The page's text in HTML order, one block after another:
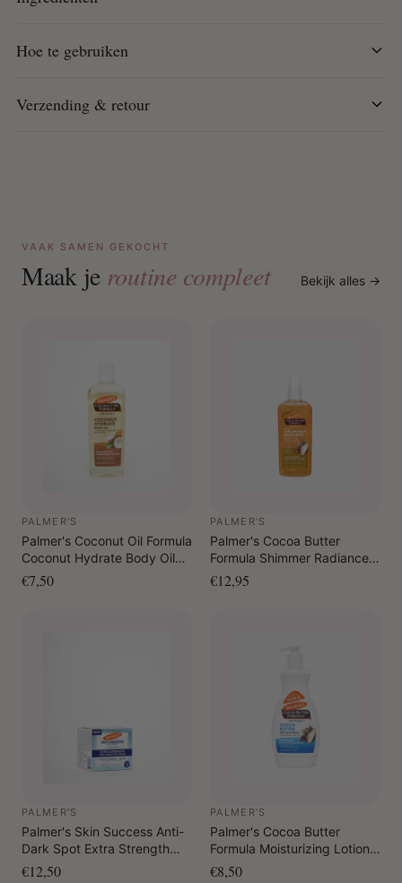
Hoe te gebruiken
Verzending & retour
VAAK SAMEN GEKOCHT
Maak je routine compleet Bekijk alles →
PALMER'S
Palmer's Coconut Oil Formula
Coconut Hydrate Body Oil
250 ml
€7,50
PALMER'S
Palmer's Cocoa Butter
Formula Shimmer Radiance
Body Oil 150 ml
€12,95
PALMER'S
Palmer's Skin Success Anti-
Dark Spot Extra Strength
Tone Correcting Cream 75
€12,50
PALMER'S
Palmer's Cocoa Butter
Formula Moisturizing Lotion
w/pump 500 ml
€8,50